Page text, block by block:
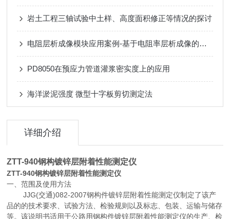
岩土工程三轴试验中土样、高度面积修正等情况的探讨
电阻层析成像模块应用案例-基于电阻率层析成像的三维旋喷灌注加固形态监测
PD8050在预应力管道灌浆密实度上的应用
海洋淤泥强度 微型十字板剪切测定法
详细介绍
ZTT-940钢构镀锌层附着性能测定仪
ZTT-940钢构镀锌层附着性能测定仪
一、范围及使用方法
JJG(交通)082-2007钢构件镀锌层附着性能测定仪制定了该产
品的的技术要求、试验方法、检验规则以及标志、包装、运输与储存
等。该说明书适用于公路用钢构件镀锌层附着性能测定仪的生产、检